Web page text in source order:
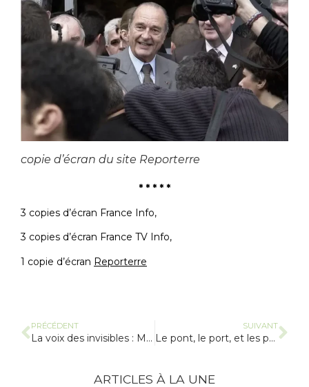
copie d’écran du site Reporterre
* * * * *
3 copies d’écran France Info,
3 copies d’écran France TV Info,
1 copie d’écran Reporterre
PRÉCÉDENT
La voix des invisibles : Marthe Escoffier
SUIVANT
Le pont, le port, et les paysan-e-s
ARTICLES À LA UNE